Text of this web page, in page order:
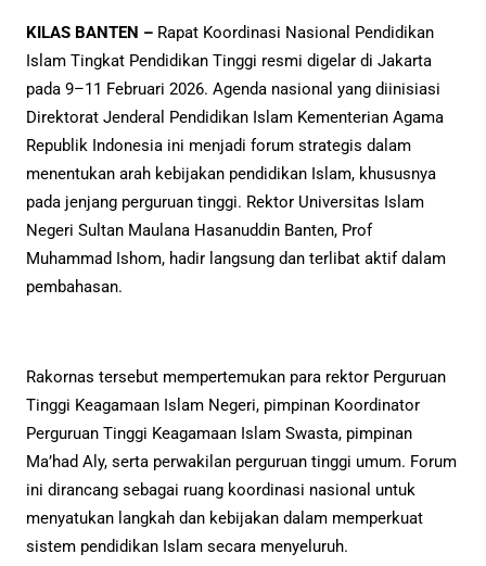
KILAS BANTEN – Rapat Koordinasi Nasional Pendidikan
Islam Tingkat Pendidikan Tinggi resmi digelar di Jakarta
pada 9–11 Februari 2026. Agenda nasional yang diinisiasi
Direktorat Jenderal Pendidikan Islam Kementerian Agama
Republik Indonesia ini menjadi forum strategis dalam
menentukan arah kebijakan pendidikan Islam, khususnya
pada jenjang perguruan tinggi. Rektor Universitas Islam
Negeri Sultan Maulana Hasanuddin Banten, Prof
Muhammad Ishom, hadir langsung dan terlibat aktif dalam
pembahasan.
Rakornas tersebut mempertemukan para rektor Perguruan
Tinggi Keagamaan Islam Negeri, pimpinan Koordinator
Perguruan Tinggi Keagamaan Islam Swasta, pimpinan
Ma’had Aly, serta perwakilan perguruan tinggi umum. Forum
ini dirancang sebagai ruang koordinasi nasional untuk
menyatukan langkah dan kebijakan dalam memperkuat
sistem pendidikan Islam secara menyeluruh.